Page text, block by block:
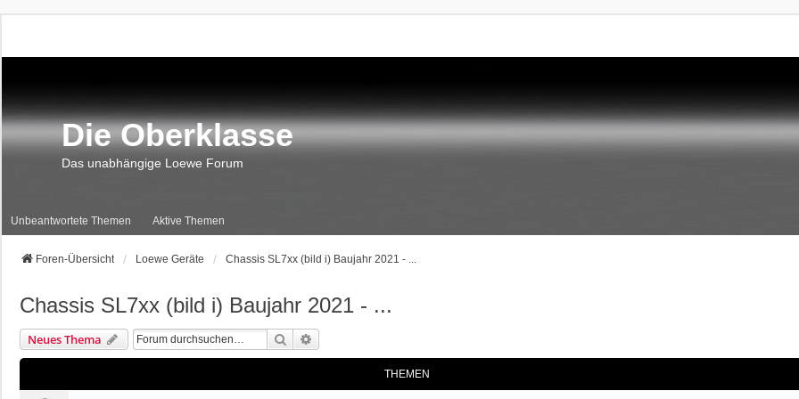
Die Oberklasse
Das unabhängige Loewe Forum
Unbeantwortete Themen Aktive Themen
Foren-Übersicht Loewe Geräte Chassis SL7xx (bild i) Baujahr 2021 - ...
Chassis SL7xx (bild i) Baujahr 2021 - ...
Neues Thema Suche
THEMEN